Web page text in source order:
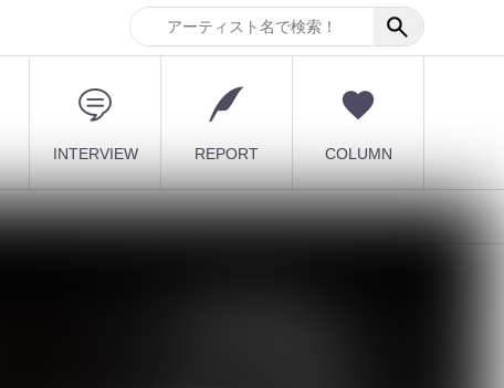
INTERVIEW REPORT COLUMN